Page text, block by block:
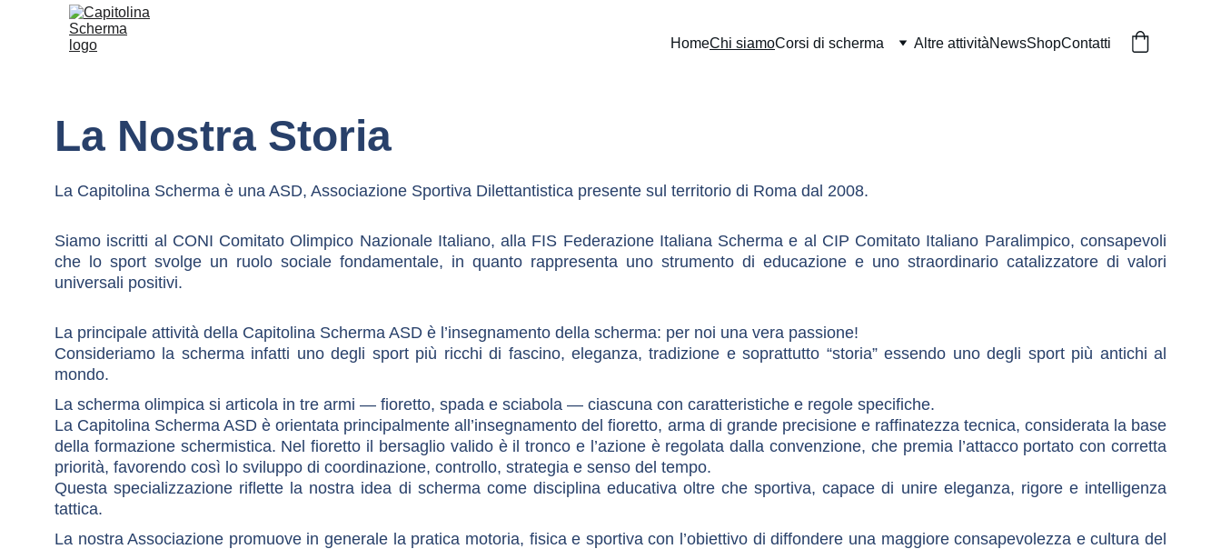
HomeChi siamoCorsi di scherma Altre attivitàNewsShopContatti
La Capitolina Scherma è una ASD, Associazione Sportiva Dilettantistica presente sul territorio di Roma dal 2008.
Siamo iscritti al CONI Comitato Olimpico Nazionale Italiano, alla FIS Federazione Italiana Scherma e al CIP Comitato Italiano Paralimpico, consapevoli
che lo sport svolge un ruolo sociale fondamentale, in quanto rappresenta uno strumento di educazione e uno straordinario catalizzatore di valori
universali positivi.
La principale attività della Capitolina Scherma ASD è l’insegnamento della scherma: per noi una vera passione!
Consideriamo la scherma infatti uno degli sport più ricchi di fascino, eleganza, tradizione e soprattutto “storia” essendo uno degli sport più antichi al
mondo.
La scherma olimpica si articola in tre armi — fioretto, spada e sciabola — ciascuna con caratteristiche e regole specifiche.
La Capitolina Scherma ASD è orientata principalmente all’insegnamento del fioretto, arma di grande precisione e raffinatezza tecnica, considerata la base
della formazione schermistica. Nel fioretto il bersaglio valido è il tronco e l’azione è regolata dalla convenzione, che premia l’attacco portato con corretta
priorità, favorendo così lo sviluppo di coordinazione, controllo, strategia e senso del tempo.
Questa specializzazione riflette la nostra idea di scherma come disciplina educativa oltre che sportiva, capace di unire eleganza, rigore e intelligenza
tattica.
La nostra Associazione promuove in generale la pratica motoria, fisica e sportiva con l’obiettivo di diffondere una maggiore consapevolezza e cultura del
La Nostra Storia